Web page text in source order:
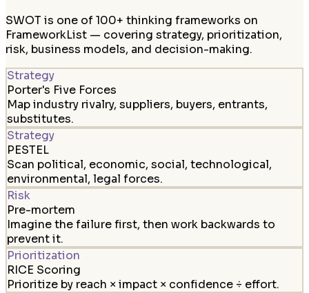
SWOT is one of 100+ thinking frameworks on
FrameworkList — covering strategy, prioritization,
risk, business models, and decision-making.
Strategy
Porter's Five Forces
Map industry rivalry, suppliers, buyers, entrants,
substitutes.
Strategy
PESTEL
Scan political, economic, social, technological,
environmental, legal forces.
Risk
Pre-mortem
Imagine the failure first, then work backwards to
prevent it.
Prioritization
RICE Scoring
Prioritize by reach × impact × confidence ÷ effort.